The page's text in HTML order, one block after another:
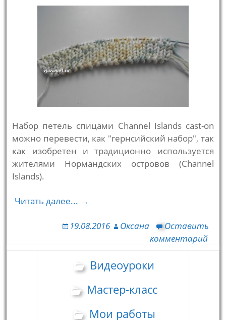
Набор петель спицами Channel Islands cast-on
можно перевести, как "гернсийский набор", так
как изобретен и традиционно используется
жителями Нормандских островов (Channel
Islands).
Читать далее... →
19.08.2016 Оксана
Оставить
комментарий
Видеоуроки
Мастер-класс
Мои работы